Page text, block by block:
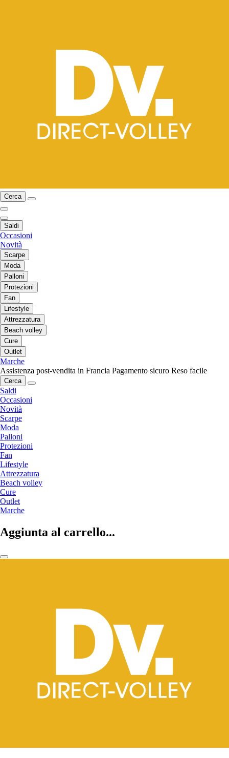
Cerca
Saldi
Occasioni
Novità
Scarpe
Moda
Palloni
Protezioni
Fan
Lifestyle
Attrezzatura
Beach volley
Cure
Outlet
Marche
Assistenza post-vendita in Francia Pagamento sicuro Reso facile
Cerca
Saldi
Occasioni
Novità
Scarpe
Moda
Palloni
Protezioni
Fan
Lifestyle
Attrezzatura
Beach volley
Cure
Outlet
Marche
Aggiunta al carrello...